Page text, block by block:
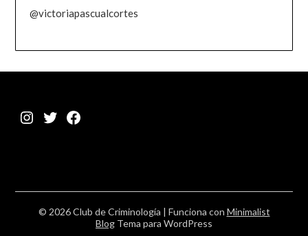
@victoriapascualcortes
Instagram
TwitterFacebook
© 2026 Club de Criminología | Funciona con Minimalist
Blog Tema para WordPress